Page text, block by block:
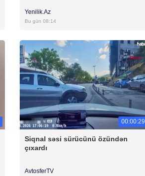
Yenilik.Az
Bu gün 08:14
00:00:29
Siqnal səsi sürücünü özündən
çıxardı
AvtosferTV